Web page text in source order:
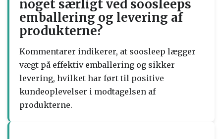
noget særligt ved soosleeps
emballering og levering af
produkterne?
Kommentarer indikerer, at soosleep lægger
vægt på effektiv emballering og sikker
levering, hvilket har ført til positive
kundeoplevelser i modtagelsen af
produkterne.